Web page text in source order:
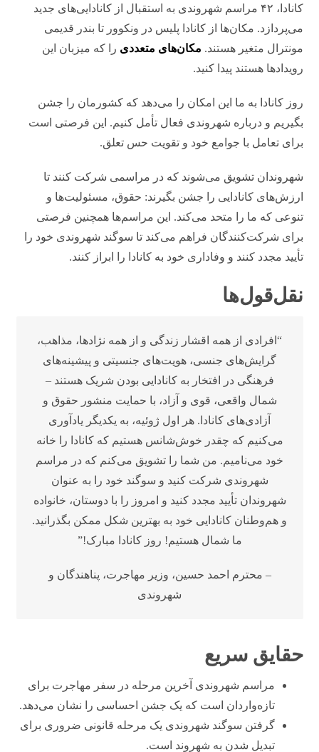
کانادا، ۴۲ مراسم شهروندی به استقبال از کانادایی‌های جدید
می‌پردازد. مکان‌ها از کانادا پلیس در ونکوور تا بندر قدیمی
مونترال متغیر هستند. مکان‌های متعددی را که میزبان این
رویدادها هستند پیدا کنید.
روز کانادا به ما این امکان را می‌دهد که کشورمان را جشن
بگیریم و درباره شهروندی فعال تأمل کنیم. این فرصتی است
برای تعامل با جوامع خود و تقویت حس تعلق.
شهروندان تشویق می‌شوند که در مراسمی شرکت کنند تا
ارزش‌های کانادایی را جشن بگیرند: حقوق، مسئولیت‌ها و
تنوعی که ما را متحد می‌کند. این مراسم‌ها همچنین فرصتی
برای شرکت‌کنندگان فراهم می‌کند تا سوگند شهروندی خود را
تأیید مجدد کنند و وفاداری خود به کانادا را ابراز کنند.
نقل‌قول‌ها
“افرادی از همه اقشار زندگی و از همه نژادها، مذاهب،
گرایش‌های جنسی، هویت‌های جنسیتی و پیشینه‌های
فرهنگی در افتخار به کانادایی بودن شریک هستند –
شمال واقعی، قوی و آزاد، با حمایت منشور حقوق و
آزادی‌های کانادا. هر اول ژوئیه، به یکدیگر یادآوری
می‌کنیم که چقدر خوش‌شانس هستیم که کانادا را خانه
خود می‌نامیم. من شما را تشویق می‌کنم که در مراسم
شهروندی شرکت کنید و سوگند خود را به عنوان
شهروندان تأیید مجدد کنید و امروز را با دوستان، خانواده
و هم‌وطنان کانادایی خود به بهترین شکل ممکن بگذرانید.
ما شمال هستیم! روز کانادا مبارک!”
– محترم احمد حسین، وزیر مهاجرت، پناهندگان و
شهروندی
حقایق سریع
مراسم شهروندی آخرین مرحله در سفر مهاجرت برای
تازه‌واردان است که یک جشن احساسی را نشان می‌دهد.
گرفتن سوگند شهروندی یک مرحله قانونی ضروری برای
تبدیل شدن به شهروند است.